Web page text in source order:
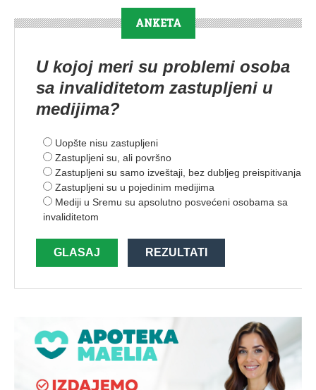
ANKETA
U kojoj meri su problemi osoba
sa invaliditetom zastupljeni u
medijima?
Uopšte nisu zastupljeni
Zastupljeni su, ali površno
Zastupljeni su samo izveštaji, bez dubljeg preispitivanja
Zastupljeni su u pojedinim medijima
Mediji u Sremu su apsolutno posvećeni osobama sa
invaliditetom
GLASAJ REZULTATI